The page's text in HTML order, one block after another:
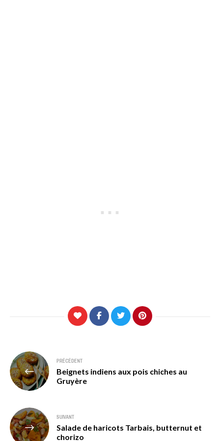
Navigation
de
l’article
PRÉCÉDENT
Beignets indiens aux pois chiches au
Gruyère
SUIVANT
Salade de haricots Tarbais, butternut et
chorizo